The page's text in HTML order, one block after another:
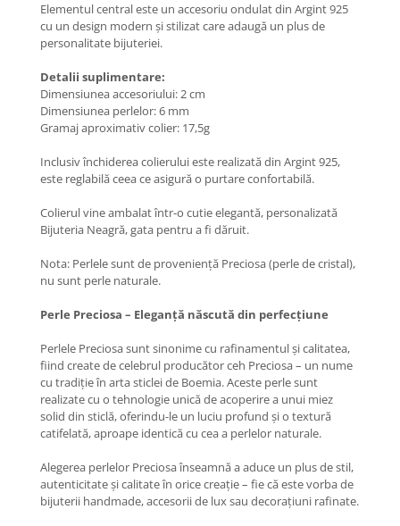
Coliere cu Zodii
Coliere cu Flori
Coliere cu Molecule
Coliere Diverse
BRĂȚĂRI
BRĂȚĂRI CU ȘNUR REGLABIL
Brățări din Aur cu șnur reglabil
Brățări din Argint cu șnur reglabil
BRĂȚĂRI CU PIETRE SEMIPREȚIOASE
semiprețioase
Brățări din Argint cu pietre
semiprețioase
semiprețioase
BRĂȚĂRI DE PICIOR
Brățări de picior din Aur
Brățări de picior din Argint
Coliere cu mărgele colorate și
Argint
Elementul central este un accesoriu ondulat din Argint 925
cu un design modern și stilizat care adaugă un plus de
personalitate bijuteriei.
Detalii suplimentare:
Dimensiunea accesoriului: 2 cm
Dimensiunea perlelor: 6 mm
Gramaj aproximativ colier: 17,5g
Inclusiv închiderea colierului este realizată din Argint 925,
este reglabilă ceea ce asigură o purtare confortabilă.
Colierul vine ambalat într-o cutie elegantă, personalizată
Bijuteria Neagră, gata pentru a fi dăruit.
Nota: Perlele sunt de proveniență Preciosa (perle de cristal),
nu sunt perle naturale.
Perle Preciosa – Eleganță născută din perfecțiune
Perlele Preciosa sunt sinonime cu rafinamentul și calitatea,
fiind create de celebrul producător ceh Preciosa – un nume
cu tradiție în arta sticlei de Boemia. Aceste perle sunt
realizate cu o tehnologie unică de acoperire a unui miez
solid din sticlă, oferindu-le un luciu profund și o textură
catifelată, aproape identică cu cea a perlelor naturale.
Alegerea perlelor Preciosa înseamnă a aduce un plus de stil,
autenticitate și calitate în orice creație – fie că este vorba de
bijuterii handmade, accesorii de lux sau decorațiuni rafinate.